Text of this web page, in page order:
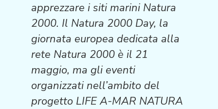
apprezzare i siti marini Natura
2000. Il Natura 2000 Day, la
giornata europea dedicata alla
rete Natura 2000 è il 21
maggio, ma gli eventi
organizzati nell’ambito del
progetto LIFE A-MAR NATURA